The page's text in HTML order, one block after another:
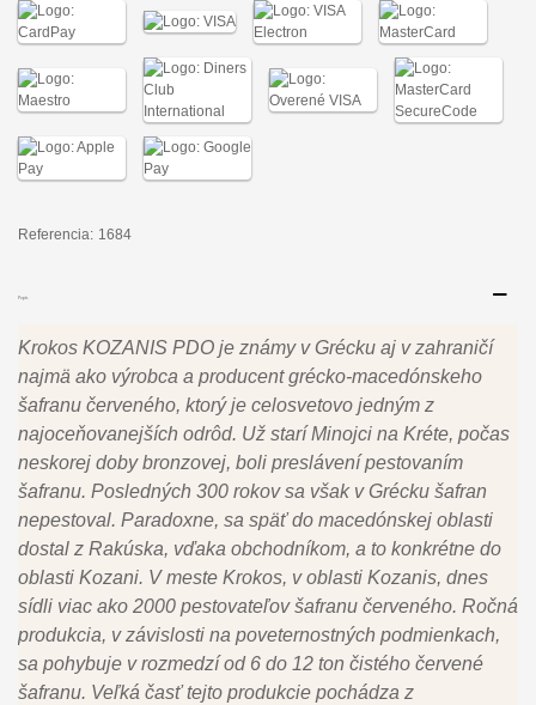
Referencia: 1684
Popis
Krokos KOZANIS PDO je známy v Grécku aj v zahraničí
najmä ako výrobca a producent grécko-macedónskeho
šafranu červeného, ktorý je celosvetovo jedným z
najoceňovanejších odrôd. Už starí Minojci na Kréte, počas
neskorej doby bronzovej, boli preslávení pestovaním
šafranu. Posledných 300 rokov sa však v Grécku šafran
nepestoval. Paradoxne, sa späť do macedónskej oblasti
dostal z Rakúska, vďaka obchodníkom, a to konkrétne do
oblasti Kozani. V meste Krokos, v oblasti Kozanis, dnes
sídli viac ako 2000 pestovateľov šafranu červeného. Ročná
produkcia, v závislosti na poveternostných podmienkach,
sa pohybuje v rozmedzí od 6 do 12 ton čistého červené
šafranu. Veľká časť tejto produkcie pochádza z